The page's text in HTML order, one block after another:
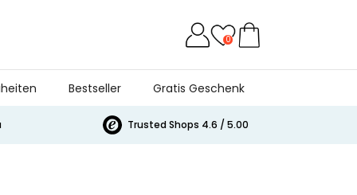
0
Bestseller Gratis Geschenk
Trusted Shops 4.6 / 5.00